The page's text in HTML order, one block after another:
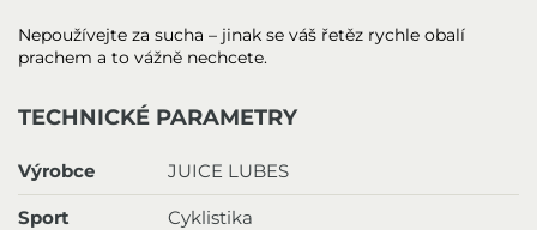
Nepoužívejte za sucha – jinak se váš řetěz rychle obalí
prachem a to vážně nechcete.
TECHNICKÉ PARAMETRY
Výrobce JUICE LUBES
Sport Cyklistika